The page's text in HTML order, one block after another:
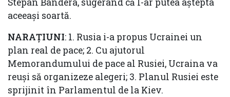
Stepan Bandera, sugerând că l-ar putea aștepta
aceeași soartă.
NARAȚIUNI: 1. Rusia i-a propus Ucrainei un
plan real de pace; 2. Cu ajutorul
Memorandumului de pace al Rusiei, Ucraina va
reuși să organizeze alegeri; 3. Planul Rusiei este
sprijinit în Parlamentul de la Kiev.